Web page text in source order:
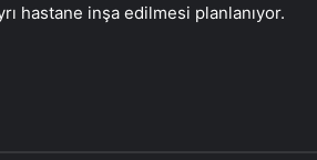
hastane inşa edilmesi planlanıyor.